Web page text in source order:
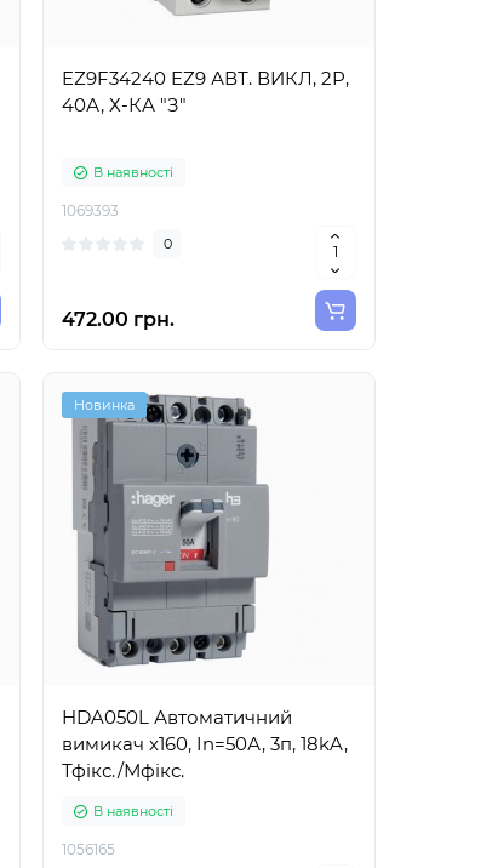
EZ9F34240 EZ9 АВТ. ВИКЛ, 2Р,
40А, Х-КА "З"
В наявності
1069393
0
472.00 грн.
Новинка
HDA050L Автоматичний
вимикач x160, In=50А, 3п, 18kA,
Тфікс./Мфікс.
В наявності
1056165